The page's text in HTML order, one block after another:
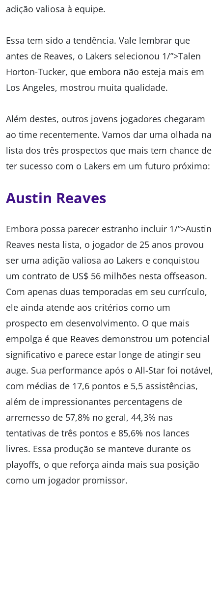
adição valiosa à equipe.
Essa tem sido a tendência. Vale lembrar que
antes de Reaves, o Lakers selecionou 1/”>Talen
Horton-Tucker, que embora não esteja mais em
Los Angeles, mostrou muita qualidade.
Além destes, outros jovens jogadores chegaram
ao time recentemente. Vamos dar uma olhada na
lista dos três prospectos que mais tem chance de
ter sucesso com o Lakers em um futuro próximo:
Austin Reaves
Embora possa parecer estranho incluir 1/”>Austin
Reaves nesta lista, o jogador de 25 anos provou
ser uma adição valiosa ao Lakers e conquistou
um contrato de US$ 56 milhões nesta offseason.
Com apenas duas temporadas em seu currículo,
ele ainda atende aos critérios como um
prospecto em desenvolvimento. O que mais
empolga é que Reaves demonstrou um potencial
significativo e parece estar longe de atingir seu
auge. Sua performance após o All-Star foi notável,
com médias de 17,6 pontos e 5,5 assistências,
além de impressionantes percentagens de
arremesso de 57,8% no geral, 44,3% nas
tentativas de três pontos e 85,6% nos lances
livres. Essa produção se manteve durante os
playoffs, o que reforça ainda mais sua posição
como um jogador promissor.